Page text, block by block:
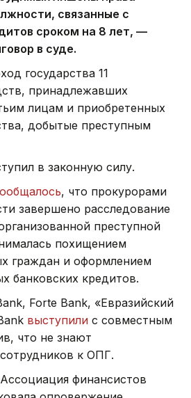
связанные с
сроком на 8 лет, —
в суде.
государства 11
принадлежавших
лицам и приобретенных
добытые преступным
в законную силу.
, что прокурорами
завершено расследование
преступной
похищением
граждан и оформлением
банковских кредитов.
Forte Bank, «Евразийский
выступили с совместным
что не знают
к ОПГ.
финансистов